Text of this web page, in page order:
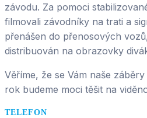
závodu. Za pomoci
filmovali závodníky na trati a
přenášen do přenosových
distribuován na obrazovky
Věříme, že se Vám naše
rok budeme moci těšit na
TELEFON